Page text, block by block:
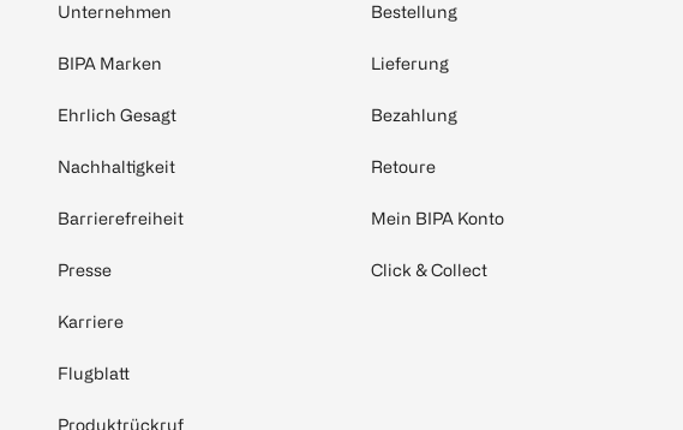
Unternehmen
BIPA Marken
Ehrlich Gesagt
Nachhaltigkeit
Barrierefreiheit
Presse
Karriere
Flugblatt
Produktrückruf
Bestellung
Lieferung
Bezahlung
Retoure
Mein BIPA Konto
Click & Collect